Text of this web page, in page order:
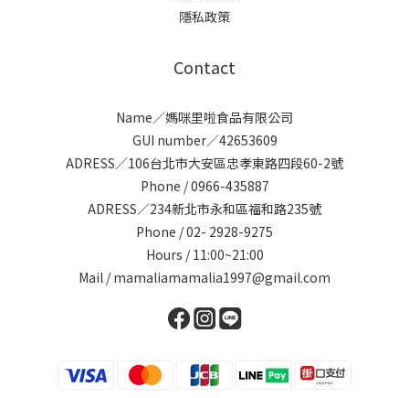
隱私政策
Contact
Name／媽咪里啦食品有限公司
GUI number／42653609
ADRESS／106台北市大安區忠孝東路四段60-2號
Phone / 0966-435887
ADRESS／234新北市永和區福和路235號
Phone / 02- 2928-9275
Hours / 11:00~21:00
Mail / mamaliamamalia1997@gmail.com